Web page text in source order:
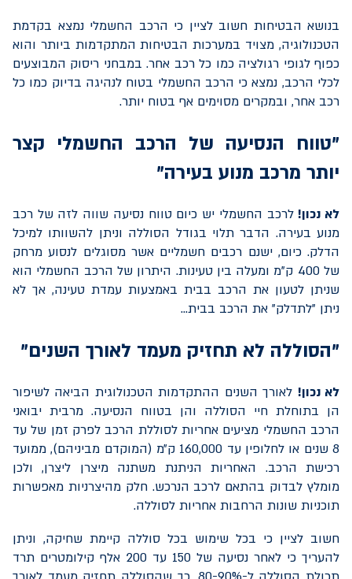
בנושא הבטיחות חשוב לציין כי הרכב החשמלי נמצא בקדמת
הטכנולוגיה, מצויד במערכות הבטיחות המתקדמות ביותר והוא
כפוף לגופי רגולציה כמו כל רכב אחר. במבחני ריסוק המבוצעים
לכלי הרכב, נמצא כי הרכב החשמלי בטוח לנהיגה בדיוק כמו כל
רכב אחר, ובמקרים מסוימים אף בטוח יותר.
"טווח הנסיעה של הרכב החשמלי קצר
יותר מרכב מנוע בעירה"
לא נכון! לרכב החשמלי יש כיום טווח נסיעה שווה לזה של רכב
מנוע בעירה. הדבר תלוי בגודל הסוללה וניתן להשוותו למיכל
הדלק. כיום, ישנם רכבים חשמליים אשר מסוגלים לנסוע מרחק
של 400 ק"מ ומעלה בין טעינות. היתרון של הרכב החשמלי הוא
שניתן לטעון את הרכב בבית באמצעות עמדת טעינה, אך לא
ניתן "לתדלק" את הרכב בבית...
"הסוללה לא תחזיק מעמד לאורך השנים"
לא נכון! לאורך השנים ההתקדמות הטכנולוגית הביאה לשיפור
הן בתוחלת חיי הסוללה והן בטווח הנסיעה. מרבית יבואני
הרכב החשמלי מציעים אחריות לסוללת הרכב לפרק זמן של עד
8 שנים או לחלופין עד 160,000 ק״מ (המוקדם מביניהם), ממועד
רכישת הרכב. האחריות הניתנת משתנה מיצרן ליצרן, ולכן
מומלץ לבדוק בהתאם לרכב הנרכש. חלק מהיצרניות מאפשרות
תוכניות שונות הרחבות אחריות לסוללה.
חשוב לציין כי בכל שימוש בכל סוללה קיימת שחיקה, וניתן
להעריך כי לאחר נסיעה של 150 עד 200 אלף קילומטרים תרד